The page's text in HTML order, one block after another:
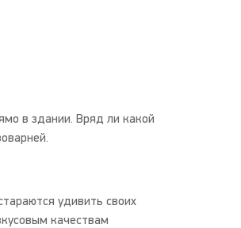
в здании. Вряд ли какой
удивить своих
качествам